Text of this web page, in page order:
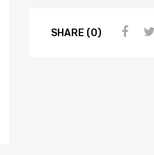
SHARE (0)